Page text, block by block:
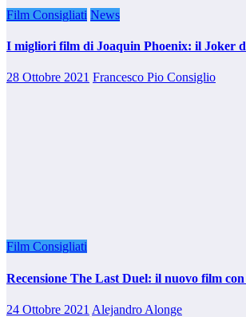
Film Consigliati News
I migliori film di Joaquin Phoenix: il Joker
28 Ottobre 2021 Francesco Pio Consiglio
Film Consigliati
Recensione The Last Duel: il nuovo film
24 Ottobre 2021 Alejandro Alonge